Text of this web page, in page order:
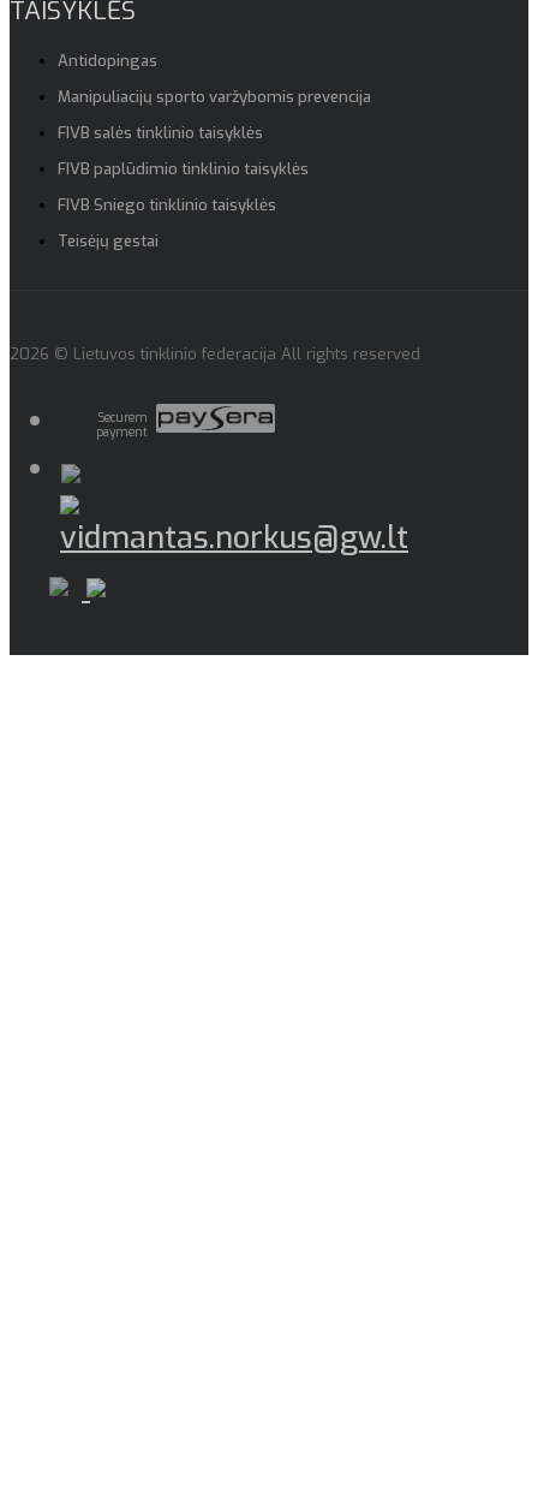
TAISYKLĖS
Antidopingas
Manipuliacijų sporto varžybomis prevencija
FIVB salės tinklinio taisyklės
FIVB paplūdimio tinklinio taisyklės
FIVB Sniego tinklinio taisyklės
Teisėjų gestai
2026 © Lietuvos tinklinio federacija All rights reserved
Securem
payment